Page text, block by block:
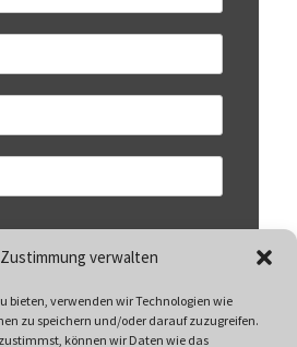
verwalten
bieten, verwenden wir Technologien wie
zu speichern und/oder darauf zuzugreifen.
können wir Daten wie das